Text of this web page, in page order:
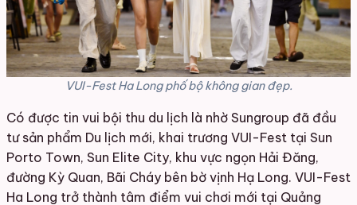
VUI-Fest Ha Long phố bộ không gian đẹp.
Có được tin vui bội thu du lịch là nhờ Sungroup đã đầu
tư sản phẩm Du lịch mới, khai trương VUI-Fest tại Sun
Porto Town, Sun Elite City, khu vực ngọn Hải Đăng,
đường Kỳ Quan, Bãi Cháy bên bờ vịnh Hạ Long. VUI-Fest
Ha Long trở thành tâm điểm vui chơi mới tại Quảng